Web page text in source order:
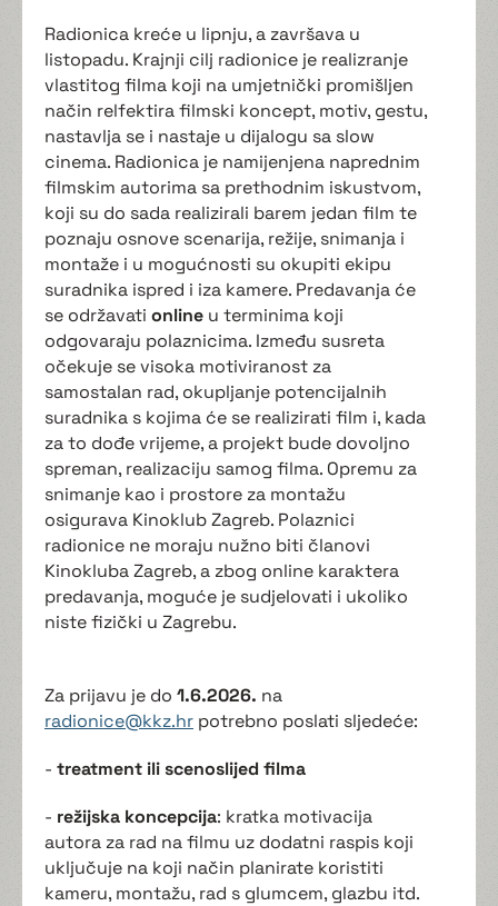
Radionica kreće u lipnju, a završava u
listopadu. Krajnji cilj radionice je realizranje
vlastitog filma koji na umjetnički promišljen
način relfektira filmski koncept, motiv, gestu,
nastavlja se i nastaje u dijalogu sa slow
cinema. Radionica je namijenjena naprednim
filmskim autorima sa prethodnim iskustvom,
koji su do sada realizirali barem jedan film te
poznaju osnove scenarija, režije, snimanja i
montaže i u mogućnosti su okupiti ekipu
suradnika ispred i iza kamere. Predavanja će
se održavati online u terminima koji
odgovaraju polaznicima. Između susreta
očekuje se visoka motiviranost za
samostalan rad, okupljanje potencijalnih
suradnika s kojima će se realizirati film i, kada
za to dođe vrijeme, a projekt bude dovoljno
spreman, realizaciju samog filma. Opremu za
snimanje kao i prostore za montažu
osigurava Kinoklub Zagreb. Polaznici
radionice ne moraju nužno biti članovi
Kinokluba Zagreb, a zbog online karaktera
predavanja, moguće je sudjelovati i ukoliko
niste fizički u Zagrebu.
Za prijavu je do 1.6.2026. na
radionice@kkz.hr potrebno poslati sljedeće:
- treatment ili scenoslijed filma
- režijska koncepcija: kratka motivacija
autora za rad na filmu uz dodatni raspis koji
uključuje na koji način planirate koristiti
kameru, montažu, rad s glumcem, glazbu itd.